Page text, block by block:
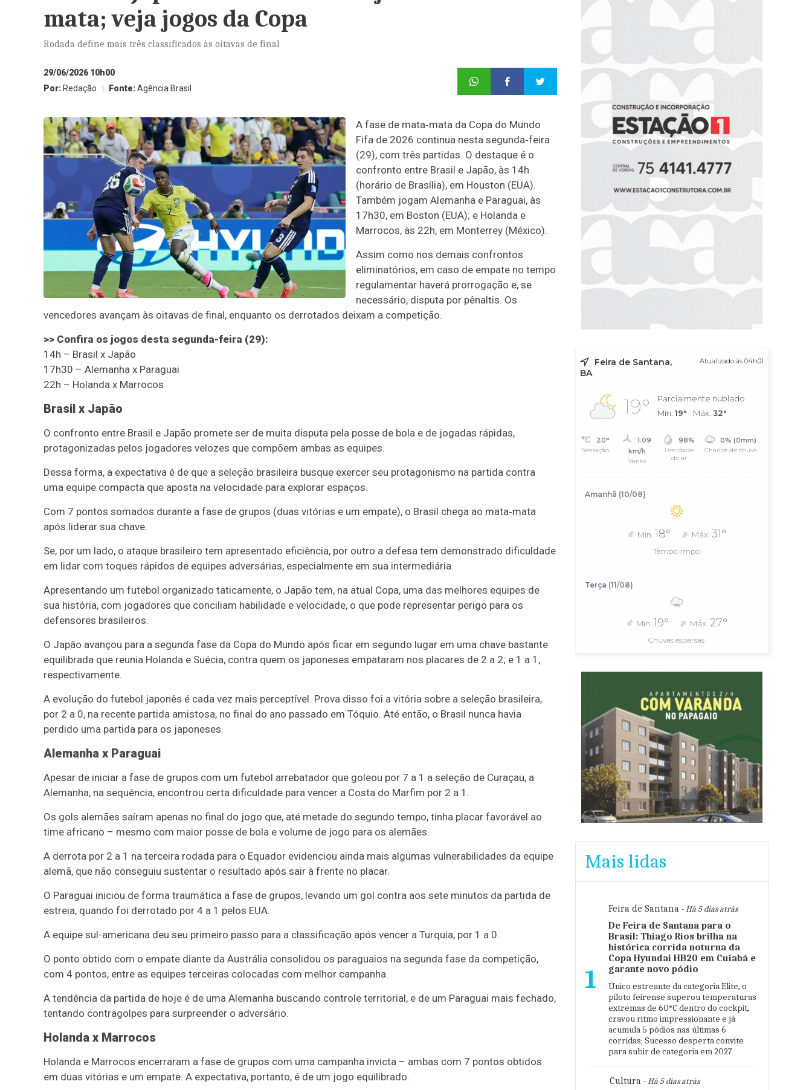
mata; veja jogos da Copa
Rodada define mais três classificados às oitavas de final
29/06/2026 10h00
Por: Redação Fonte:Agência Brasil
A fase de mata‑mata da Copa do Mundo
Fifa de 2026 continua nesta segunda‑feira
(29), com três partidas. O destaque é o
confronto entre Brasil e Japão, às 14h
(horário de Brasília), em Houston (EUA).
Também jogam Alemanha e Paraguai, às
17h30, em Boston (EUA); e Holanda e
Marrocos, às 22h, em Monterrey (México).
Assim como nos demais confrontos
eliminatórios, em caso de empate no tempo
regulamentar haverá prorrogação e, se
necessário, disputa por pênaltis. Os
vencedores avançam às oitavas de final, enquanto os derrotados deixam a competição.
>> Confira os jogos desta segunda-feira (29):
14h – Brasil x Japão
17h30 – Alemanha x Paraguai
22h – Holanda x Marrocos
Brasil x Japão
O confronto entre Brasil e Japão promete ser de muita disputa pela posse de bola e de jogadas rápidas,
protagonizadas pelos jogadores velozes que compõem ambas as equipes.
Dessa forma, a expectativa é de que a seleção brasileira busque exercer seu protagonismo na partida contra
uma equipe compacta que aposta na velocidade para explorar espaços.
Com 7 pontos somados durante a fase de grupos (duas vitórias e um empate), o Brasil chega ao mata‑mata
após liderar sua chave.
Se, por um lado, o ataque brasileiro tem apresentado eficiência, por outro a defesa tem demonstrado dificuldade
em lidar com toques rápidos de equipes adversárias, especialmente em sua intermediária.
Apresentando um futebol organizado taticamente, o Japão tem, na atual Copa, uma das melhores equipes de
sua história, com jogadores que conciliam habilidade e velocidade, o que pode representar perigo para os
defensores brasileiros.
O Japão avançou para a segunda fase da Copa do Mundo após ficar em segundo lugar em uma chave bastante
equilibrada que reunia Holanda e Suécia, contra quem os japoneses empataram nos placares de 2 a 2; e 1 a 1,
respectivamente.
A evolução do futebol japonês é cada vez mais perceptível. Prova disso foi a vitória sobre a seleção brasileira,
por 2 a 0, na recente partida amistosa, no final do ano passado em Tóquio. Até então, o Brasil nunca havia
perdido uma partida para os japoneses.
Alemanha x Paraguai
Apesar de iniciar a fase de grupos com um futebol arrebatador que goleou por 7 a 1 a seleção de Curaçau, a
Alemanha, na sequência, encontrou certa dificuldade para vencer a Costa do Marfim por 2 a 1.
Os gols alemães saíram apenas no final do jogo que, até metade do segundo tempo, tinha placar favorável ao
time africano – mesmo com maior posse de bola e volume de jogo para os alemães.
A derrota por 2 a 1 na terceira rodada para o Equador evidenciou ainda mais algumas vulnerabilidades da equipe
alemã, que não conseguiu sustentar o resultado após sair à frente no placar.
O Paraguai iniciou de forma traumática a fase de grupos, levando um gol contra aos sete minutos da partida de
estreia, quando foi derrotado por 4 a 1 pelos EUA.
A equipe sul-americana deu seu primeiro passo para a classificação após vencer a Turquia, por 1 a 0.
O ponto obtido com o empate diante da Austrália consolidou os paraguaios na segunda fase da competição,
com 4 pontos, entre as equipes terceiras colocadas com melhor campanha.
A tendência da partida de hoje é de uma Alemanha buscando controle territorial, e de um Paraguai mais fechado,
tentando contragolpes para surpreender o adversário.
Holanda x Marrocos
Holanda e Marrocos encerraram a fase de grupos com uma campanha invicta – ambas com 7 pontos obtidos
em duas vitórias e um empate. A expectativa, portanto, é de um jogo equilibrado.
Feira de Santana,
BA
Atualizado às 04h01
19°
Parcialmente nublado
Mín. 19° Máx. 32°
20°
Sensação
1.09
km/h
Vento
98%
Umidade
do ar
0% (0mm)
Chance de chuva
Amanhã (10/08)
Mín. 18° Máx. 31°
Tempo limpo
Terça (11/08)
Mín. 19° Máx. 27°
Chuvas esparsas
Mais lidas
1
Feira de Santana - Há 5 dias atrás
De Feira de Santana para o
Brasil: Thiago Rios brilha na
histórica corrida noturna da
Copa Hyundai HB20 em Cuiabá e
garante novo pódio
Único estreante da categoria Elite, o
piloto feirense superou temperaturas
extremas de 60°C dentro do cockpit,
cravou ritmo impressionante e já
acumula 5 pódios nas últimas 6
corridas; Sucesso desperta convite
para subir de categoria em 2027
Cultura - Há 5 dias atrás